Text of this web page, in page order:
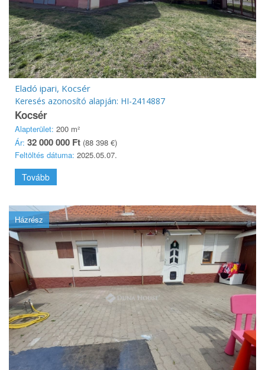
Eladó ipari, Kocsér
Keresés azonosító alapján: HI-2414887
Kocsér
Alapterület: 200 m²
Ár: 32 000 000 Ft (88 398 €)
Feltöltés dátuma: 2025.05.07.
Tovább
Házrész